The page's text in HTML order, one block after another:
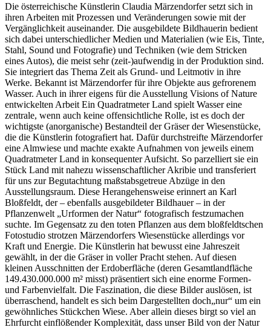
Die österreichische Künstlerin Claudia Märzendorfer setzt sich in
ihren Arbeiten mit Prozessen und Veränderungen sowie mit der
Vergänglichkeit auseinander. Die ausgebildete Bildhauerin bedient
sich dabei unterschiedlicher Medien und Materialien (wie Eis, Tinte,
Stahl, Sound und Fotografie) und Techniken (wie dem Stricken
eines Autos), die meist sehr (zeit-)aufwendig in der Produktion sind.
Sie integriert das Thema Zeit als Grund- und Leitmotiv in ihre
Werke. Bekannt ist Märzendorfer für ihre Objekte aus gefrorenem
Wasser. Auch in ihrer eigens für die Ausstellung Visions of Nature
entwickelten Arbeit Ein Quadratmeter Land spielt Wasser eine
zentrale, wenn auch keine offensichtliche Rolle, ist es doch der
wichtigste (anorganische) Bestandteil der Gräser der Wiesenstücke,
die die Künstlerin fotografiert hat. Dafür durchstreifte Märzendorfer
eine Almwiese und machte exakte Aufnahmen von jeweils einem
Quadratmeter Land in konsequenter Aufsicht. So parzelliert sie ein
Stück Land mit nahezu wissenschaftlicher Akribie und transferiert
für uns zur Begutachtung maßstabsgetreue Abzüge in den
Ausstellungsraum. Diese Herangehensweise erinnert an Karl
Bloßfeldt, der – ebenfalls ausgebildeter Bildhauer – in der
Pflanzenwelt „Urformen der Natur“ fotografisch festzumachen
suchte. Im Gegensatz zu den toten Pflanzen aus dem bloßfeldtschen
Fotostudio strotzen Märzendorfers Wiesenstücke allerdings vor
Kraft und Energie. Die Künstlerin hat bewusst eine Jahreszeit
gewählt, in der die Gräser in voller Pracht stehen. Auf diesen
kleinen Ausschnitten der Erdoberfläche (deren Gesamtlandfläche
149.430.000.000 m² misst) präsentiert sich eine enorme Formen-
und Farbenvielfalt. Die Faszination, die diese Bilder auslösen, ist
überraschend, handelt es sich beim Dargestellten doch„nur“ um ein
gewöhnliches Stückchen Wiese. Aber allein dieses birgt so viel an
Ehrfurcht einflößender Komplexität, dass unser Bild von der Natur